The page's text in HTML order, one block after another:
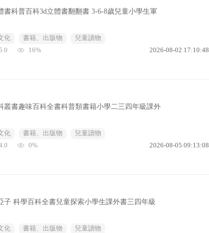
書科普百科3d立體書翻翻書 3-6-8歲兒童小學生軍
化 書籍、出版物
兒童讀物
16% 2026-08-02 17:10:48
叢書趣味百科全書科普類書籍小學二三四年級課外
化 書籍、出版物
兒童讀物
0% 2026-08-05 09:13:08
子 科學百科全書兒童探索小學生課外書三四年級
化 書籍、出版物
兒童讀物